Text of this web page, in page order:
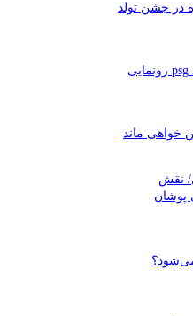
در جشن تولد
ناصر الخلیفی از جاه طلبی جدید psg رونمایی
خواهی ماند
نقش
پوشان
چقدر می‌شود؟